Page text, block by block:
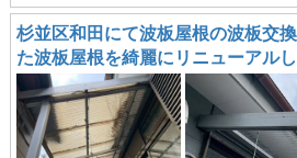
杉並区和田にて波板屋根の波板交
た波板屋根を綺麗にリニューアル